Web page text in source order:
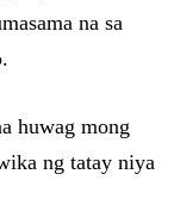
na sa
huwag mong
ng tatay niya